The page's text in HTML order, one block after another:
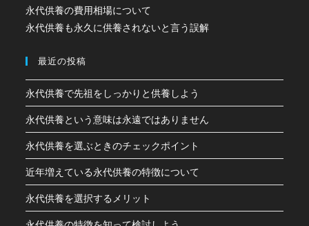
永代供養の費用相場について
永代供養も永久に供養されないと言う誤解
最近の投稿
永代供養で先祖をしっかりと供養しよう
永代供養という意味は永遠ではありません
永代供養を選ぶときのチェックポイント
近年増えている永代供養の特徴について
永代供養を選択するメリット